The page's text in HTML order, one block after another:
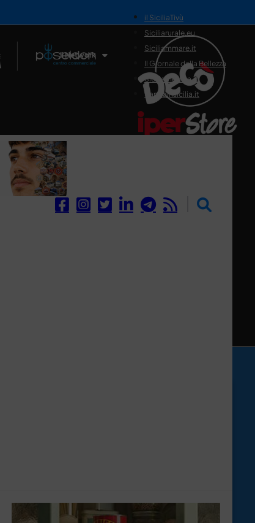
Il Network
il SiciliaTivù
Siciliarurale.eu
Siciliammare.it
Il Giornale della Bellezza
Siciliamedica.it
Sanitainsicilia.it